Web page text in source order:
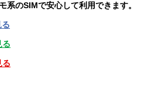
系のSIMで安心して利用できます。
る
る